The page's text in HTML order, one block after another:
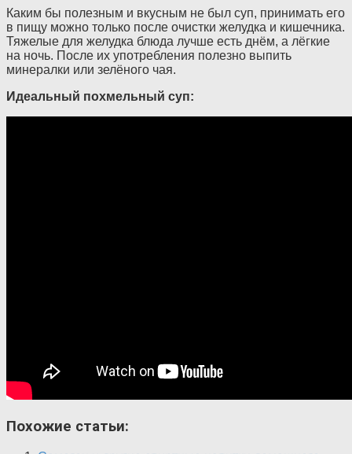
Каким бы полезным и вкусным не был суп, принимать его
в пищу можно только после очистки желудка и кишечника.
Тяжелые для желудка блюда лучше есть днём, а лёгкие
на ночь. После их употребления полезно выпить
минералки или зелёного чая.
Идеальный похмельный суп:
Похожие статьи: